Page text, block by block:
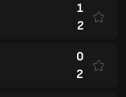
1
2
0
2